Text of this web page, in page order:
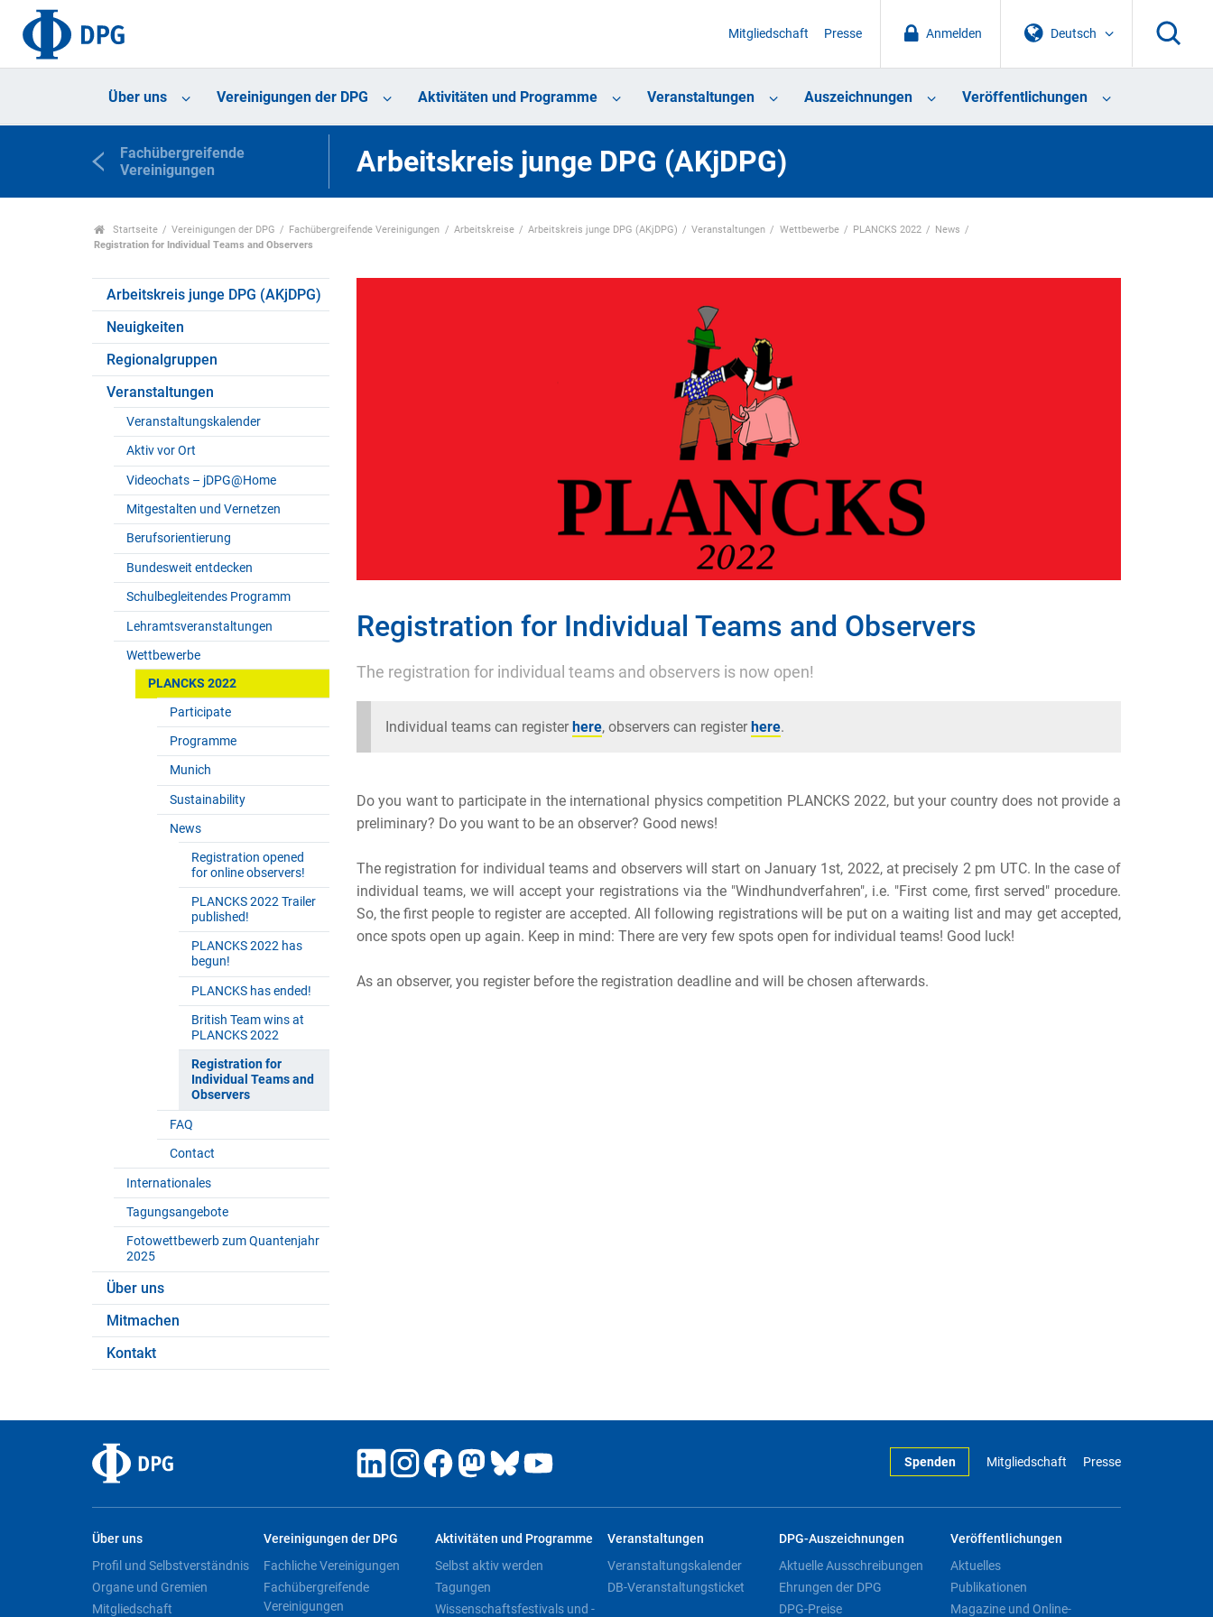
Deutsch
Anmelden
Mitgliedschaft Presse
Über uns Vereinigungen der DPG Aktivitäten und Programme Veranstaltungen Auszeichnungen Veröffentlichungen
Fachübergreifende
Vereinigungen
Arbeitskreis junge DPG (AKjDPG)
Startseite Vereinigungen der DPG Fachübergreifende Vereinigungen Arbeitskreise Arbeitskreis junge DPG (AKjDPG) Veranstaltungen Wettbewerbe PLANCKS 2022
News
Registration for Individual Teams and Observers
Arbeitskreis junge DPG (AKjDPG)
Neuigkeiten
Regionalgruppen
Veranstaltungen
Veranstaltungskalender
Aktiv vor Ort
Videochats – jDPG@Home
Mitgestalten und Vernetzen
Berufsorientierung
Bundesweit entdecken
Schulbegleitendes Programm
Lehramtsveranstaltungen
Wettbewerbe
PLANCKS 2022
Participate
Programme
Munich
Sustainability
News
Registration opened
for online observers!
PLANCKS 2022 Trailer
published!
PLANCKS 2022 has
begun!
PLANCKS has ended!
British Team wins at
PLANCKS 2022
Registration for
Individual Teams and
Observers
FAQ
Contact
Internationales
Tagungsangebote
Fotowettbewerb zum Quantenjahr
2025
Über uns
Mitmachen
Kontakt
Registration for Individual Teams and Observers
The registration for individual teams and observers is now open!
Individual teams can register here, observers can register here.
Do you want to participate in the international physics competition PLANCKS 2022, but your country does not provide a
preliminary? Do you want to be an observer? Good news!
The registration for individual teams and observers will start on January 1st, 2022, at precisely 2 pm UTC. In the case of
individual teams, we will accept your registrations via the "Windhundverfahren", i.e. "First come, first served" procedure.
So, the first people to register are accepted. All following registrations will be put on a waiting list and may get accepted,
once spots open up again. Keep in mind: There are very few spots open for individual teams! Good luck!
As an observer, you register before the registration deadline and will be chosen afterwards.
Spenden Mitgliedschaft Presse
Über uns
Profil und Selbstverständnis
Organe und Gremien
Mitgliedschaft
Vereinigungen der DPG
Fachliche Vereinigungen
Fachübergreifende
Vereinigungen
Aktivitäten und Programme
Selbst aktiv werden
Tagungen
Wissenschaftsfestivals und -
Veranstaltungen
Veranstaltungskalender
DB-Veranstaltungsticket
DPG-Auszeichnungen
Aktuelle Ausschreibungen
Ehrungen der DPG
DPG-Preise
Veröffentlichungen
Aktuelles
Publikationen
Magazine und Online-